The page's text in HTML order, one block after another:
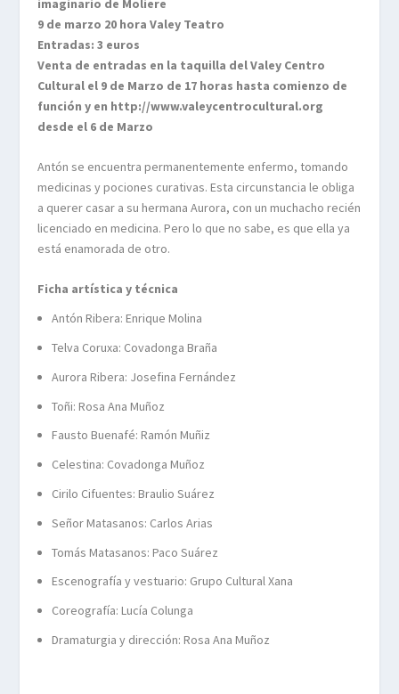
9 de marzo 20 hora Valey Teatro
Entradas: 3 euros
Venta de entradas en la taquilla del Valey Centro
Cultural el 9 de Marzo de 17 horas hasta comienzo de
función y en http://www.valeycentrocultural.org
desde el 6 de Marzo
Antón se encuentra permanentemente enfermo, tomando
medicinas y pociones curativas. Esta circunstancia le obliga
a querer casar a su hermana Aurora, con un muchacho recién
licenciado en medicina. Pero lo que no sabe, es que ella ya
está enamorada de otro.
Ficha artística y técnica
Antón Ribera: Enrique Molina
Telva Coruxa: Covadonga Braña
Aurora Ribera: Josefina Fernández
Toñi: Rosa Ana Muñoz
Fausto Buenafé: Ramón Muñiz
Celestina: Covadonga Muñoz
Cirilo Cifuentes: Braulio Suárez
Señor Matasanos: Carlos Arias
Tomás Matasanos: Paco Suárez
Escenografía y vestuario: Grupo Cultural Xana
Coreografía: Lucía Colunga
Dramaturgia y dirección: Rosa Ana Muñoz